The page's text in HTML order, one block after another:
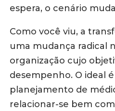
espera, o cenário
Como você viu, a
uma mudança radical
organização cujo
desempenho. O ideal
planejamento de
relacionar-se bem